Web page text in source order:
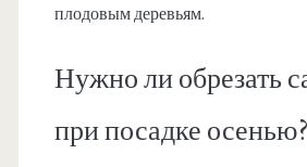
плодовым деревьям.
Нужно ли обрезать
при посадке осенью?